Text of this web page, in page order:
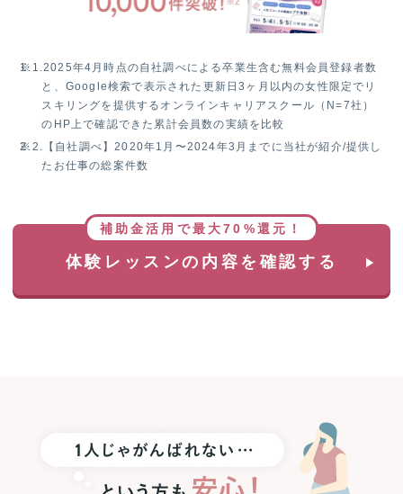
体
ス
で
1
※1.2025年4月時点の自社調べによる卒業生含む無料会員登録者数
と、Google検索で表示された更新日3ヶ月以内の女性限定でリ
スキリングを提供するオンラインキャリアスクール（N=7社）
のHP上で確認できた累計会員数の実績を比較
※2.
【自社調べ】2020年1月〜2024年3月までに当社が紹介/提供し
たお仕事の総案件数
補助金活用で最大70%還元！
体験レッスンの内容を確認する